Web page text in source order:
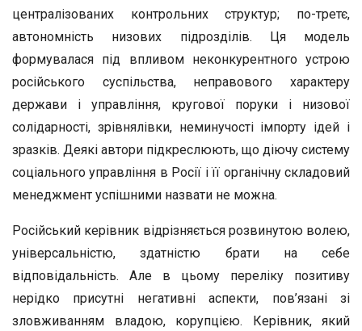
централізованих контрольних структур; по-третє,
автономність низових підрозділів. Ця модель
формувалася під впливом неконкурентного устрою
російського суспільства, неправового характеру
держави і управління, кругової поруки і низової
солідарності, зрівнялівки, неминучості імпорту ідей і
зразків. Деякі автори підкреслюють, що діючу систему
соціального управління в Росії і її органічну складовий
менеджмент успішними назвати не можна.
Російський керівник відрізняється розвинутою волею,
універсальністю, здатністю брати на себе
відповідальність. Але в цьому переліку позитиву
нерідко присутні негативні аспекти, пов’язані зі
зловживанням владою, корупцією. Керівник, який